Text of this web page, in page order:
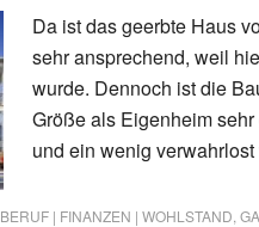
Da ist das geerbte Haus
sehr ansprechend, weil
wurde. Dennoch ist die
Größe als Eigenheim
und ein wenig
BERUF | FINANZEN | WOHLSTAND